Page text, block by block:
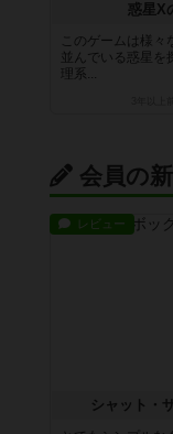
惑星X
このゲームは様
並んでいる惑星を
理系...
会員の
レビュー
シャット・